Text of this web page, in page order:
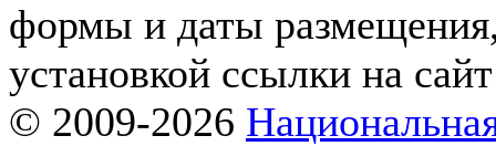
формы и даты
установкой ссылки на
© 2009-2026